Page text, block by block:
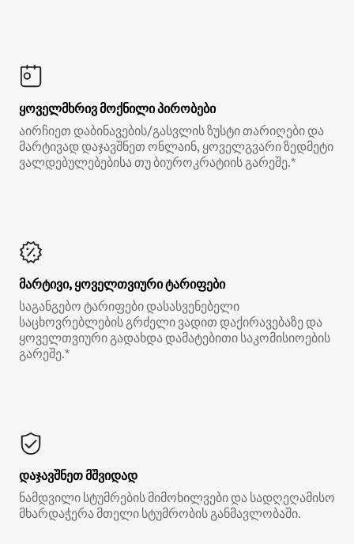
ყოველმხრივ მოქნილი პირობები
აირჩიეთ დაბინავების/გასვლის ზუსტი თარიღები და
მარტივად დაჯავშნეთ ონლაინ, ყოველგვარი ზედმეტი
ვალდებულებებისა თუ ბიუროკრატიის გარეშე.*
მარტივი, ყოველთვიური ტარიფები
საგანგებო ტარიფები დასასვენებელი
საცხოვრებლების გრძელი ვადით დაქირავებაზე და
ყოველთვიური გადახდა დამატებითი საკომისიოების
გარეშე.*
დაჯავშნეთ მშვიდად
ნამდვილი სტუმრების მიმოხილვები და სადღეღამისო
მხარდაჭერა მთელი სტუმრობის განმავლობაში.